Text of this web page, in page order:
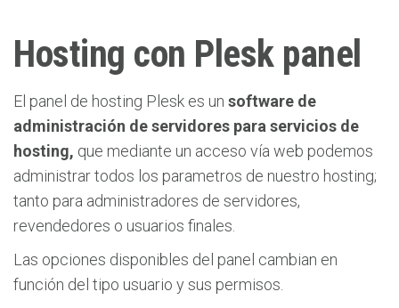
Hosting con Plesk panel
El panel de hosting Plesk es un software de
administración de servidores para servicios de
hosting, que mediante un acceso vía web podemos
administrar todos los parametros de nuestro hosting;
tanto para administradores de servidores,
revendedores o usuarios finales.
Las opciones disponibles del panel cambian en
función del tipo usuario y sus permisos.